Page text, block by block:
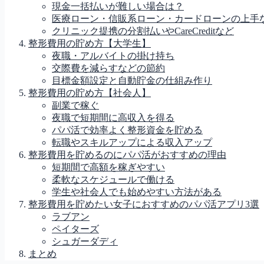
現金一括払いが難しい場合は？
医療ローン・信販系ローン・カードローンの上手
クリニック提携の分割払いやCareCreditなど
整形費用の貯め方【大学生】
夜職・アルバイトの掛け持ち
交際費を減らすなどの節約
目標金額設定と自動貯金の仕組み作り
整形費用の貯め方【社会人】
副業で稼ぐ
夜職で短期間に高収入を得る
パパ活で効率よく整形資金を貯める
転職やスキルアップによる収入アップ
整形費用を貯めるのにパパ活がおすすめの理由
短期間で高額を稼ぎやすい
柔軟なスケジュールで働ける
学生や社会人でも始めやすい方法がある
整形費用を貯めたい女子におすすめのパパ活アプリ3選
ラブアン
ペイターズ
シュガーダディ
まとめ